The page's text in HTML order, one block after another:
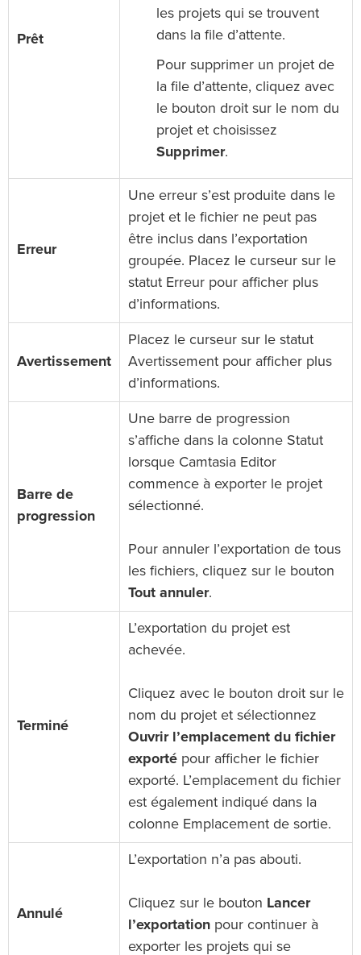
Prêt
les projets qui se trouvent
dans la file d’attente.
Pour supprimer un projet de
la file d’attente, cliquez avec
le bouton droit sur le nom du
projet et choisissez
Supprimer.
Erreur
Une erreur s’est produite dans le
projet et le fichier ne peut pas
être inclus dans l’exportation
groupée. Placez le curseur sur le
statut Erreur pour afficher plus
d’informations.
Avertissement
Placez le curseur sur le statut
Avertissement pour afficher plus
d’informations.
Barre de
progression
Une barre de progression
s’affiche dans la colonne Statut
lorsque Camtasia Editor
commence à exporter le projet
sélectionné.
Pour annuler l’exportation de tous
les fichiers, cliquez sur le bouton
Tout annuler.
Terminé
L’exportation du projet est
achevée.
Cliquez avec le bouton droit sur le
nom du projet et sélectionnez
Ouvrir l’emplacement du fichier
exporté pour afficher le fichier
exporté. L’emplacement du fichier
est également indiqué dans la
colonne Emplacement de sortie.
Annulé
L’exportation n’a pas abouti.
Cliquez sur le bouton Lancer
l’exportation pour continuer à
exporter les projets qui se